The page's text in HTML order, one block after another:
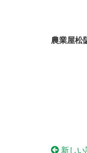
農業屋
新し